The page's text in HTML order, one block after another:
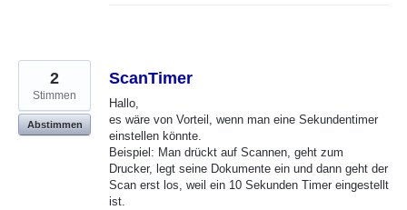
ScanTimer
Hallo,
es wäre von Vorteil, wenn man eine Sekundentimer
einstellen könnte.
Beispiel: Man drückt auf Scannen, geht zum
Drucker, legt seine Dokumente ein und dann geht der
Scan erst los, weil ein 10 Sekunden Timer eingestellt
ist.
2
Stimmen
Abstimmen